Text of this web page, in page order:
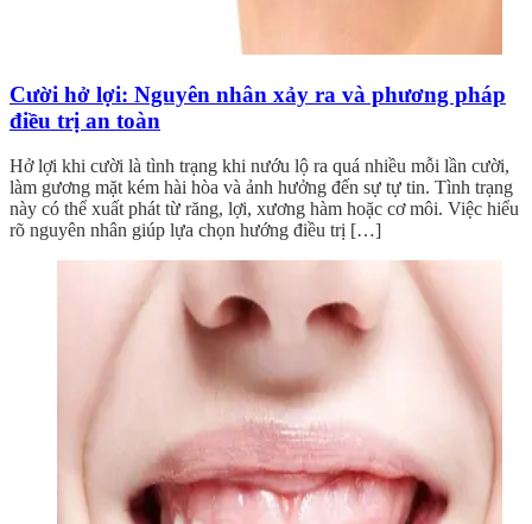
Cười hở lợi: Nguyên nhân xảy ra và phương pháp
điều trị an toàn
Hở lợi khi cười là tình trạng khi nướu lộ ra quá nhiều mỗi lần cười,
làm gương mặt kém hài hòa và ảnh hưởng đến sự tự tin. Tình trạng
này có thể xuất phát từ răng, lợi, xương hàm hoặc cơ môi. Việc hiểu
rõ nguyên nhân giúp lựa chọn hướng điều trị […]